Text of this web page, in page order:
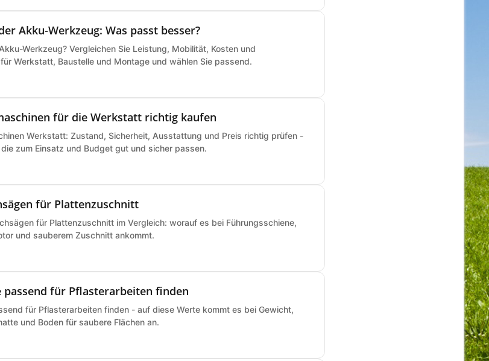
Akku-Werkzeug: Was passt besser?
Werkzeug? Vergleichen Sie Leistung, Mobilität, Kosten und
Werkstatt, Baustelle und Montage und wählen Sie passend.
für die Werkstatt richtig kaufen
Werkstatt: Zustand, Sicherheit, Ausstattung und Preis richtig prüfen -
zum Einsatz und Budget gut und sicher passen.
für Plattenzuschnitt
für Plattenzuschnitt im Vergleich: worauf es bei Führungsschiene,
und sauberem Zuschnitt ankommt.
für Pflasterarbeiten finden
für Pflasterarbeiten finden - auf diese Werte kommt es bei Gewicht,
und Boden für saubere Flächen an.